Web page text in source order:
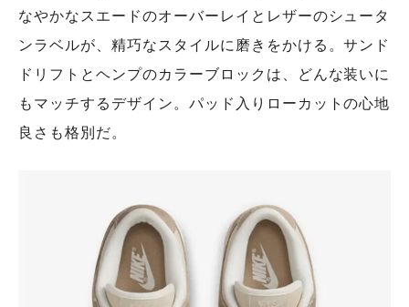
なやかなスエードのオーバーレイとレザーのシュータ
ンラベルが、精巧なスタイルに磨きをかける。サンド
ドリフトとヘンプのカラーブロックは、どんな装いに
もマッチするデザイン。パッド入りローカットの心地
良さも格別だ。